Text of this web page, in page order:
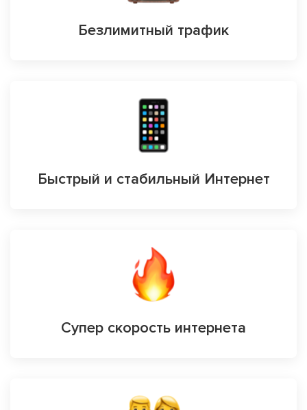
Безлимитный трафик
Быстрый и стабильный Интернет
Супер скорость интернета